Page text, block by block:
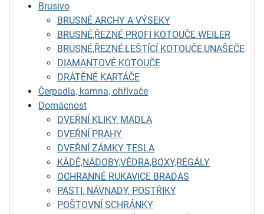
Brusivo
BRUSNÉ ARCHY A VÝSEKY
BRUSNÉ,ŘEZNÉ PROFI KOTOUČE WEILER
BRUSNÉ,ŘEZNÉ,LEŠTÍCÍ KOTOUČE,UNAŠEČE
DIAMANTOVÉ KOTOUČE
DRÁTĚNÉ KARTÁČE
Čerpadla, kamna, ohřívače
Domácnost
DVEŘNÍ KLIKY, MADLA
DVEŘNÍ PRAHY
DVEŘNÍ ZÁMKY TESLA
KÁDĚ,NÁDOBY,VĚDRA,BOXY,REGÁLY
OCHRANNÉ RUKAVICE BRADAS
PASTI, NÁVNADY, POSTŘIKY
POŠTOVNÍ SCHRÁNKY